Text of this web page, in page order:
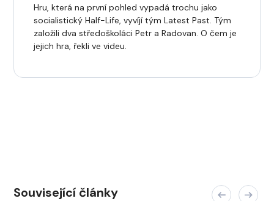
Hru, která na první pohled vypadá trochu jako
socialistický Half-Life, vyvíjí tým Latest Past. Tým
založili dva středoškoláci Petr a Radovan. O čem je
jejich hra, řekli ve videu.
Související články